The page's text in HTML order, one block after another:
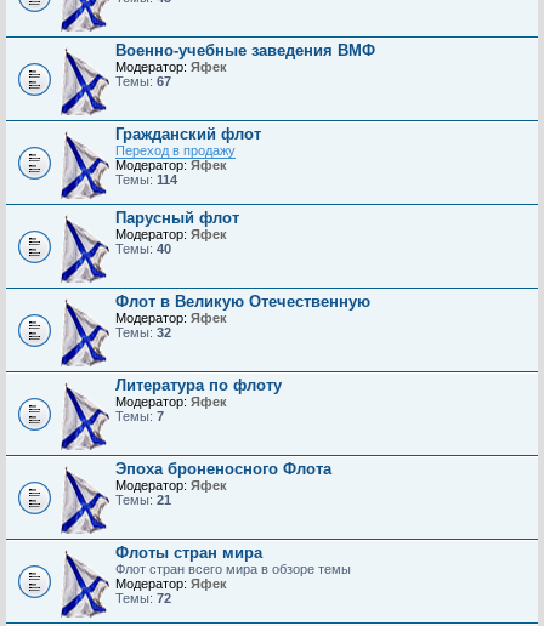
Военно-учебные заведения ВМФ
Модератор: Яфек
Темы: 67
Гражданский флот
Переход в продажу
Модератор: Яфек
Темы: 114
Парусный флот
Модератор: Яфек
Темы: 40
Флот в Великую Отечественную
Модератор: Яфек
Темы: 32
Литература по флоту
Модератор: Яфек
Темы: 7
Эпоха броненосного Флота
Модератор: Яфек
Темы: 21
Флоты стран мира
Флот стран всего мира в обзоре темы
Модератор: Яфек
Темы: 72